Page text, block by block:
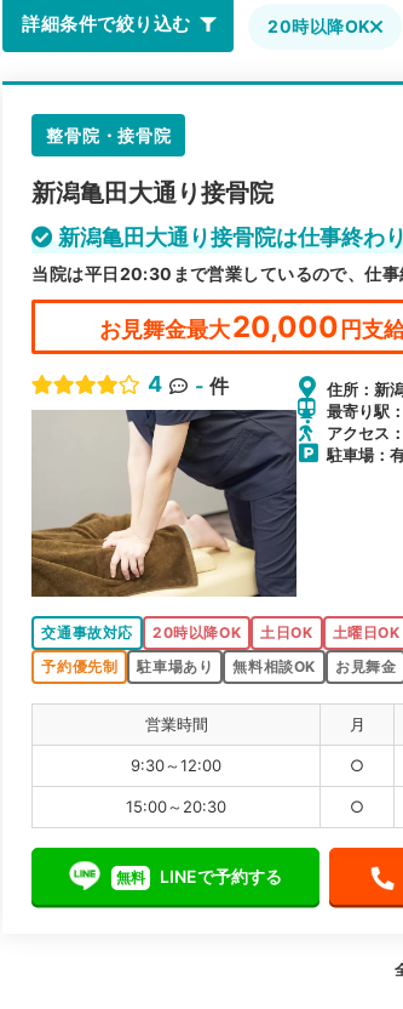
詳細条件で絞り込む 20時以降OK
整骨院・接骨院
新潟亀田大通り接骨院
新潟亀田大通り接骨院は仕事終わ
当院は平日20:30まで営業しているので、仕事
お見舞金最大20,000円支
4 - 件
住所：新
最寄り駅
アクセス
駐車場：
交通事故対応 20時以降OK 土日OK 土曜日OK
予約優先制
駐車場あり 無料相談OK お見舞金
営業時間 月
9:30～12:00 ○
15:00～20:30 ○
無料 LINEで予約する